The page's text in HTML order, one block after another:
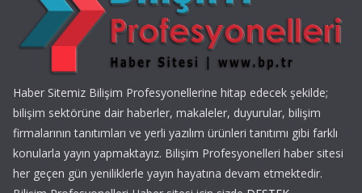
Haber Sitemiz Bilişim Profesyonellerine hitap edecek şekilde;
bilişim sektörüne dair haberler, makaleler, duyurular, bilişim
firmalarının tanıtımları ve yerli yazılım ürünleri tanıtımı gibi farklı
konularla yayın yapmaktayız. Bilişim Profesyonelleri haber sitesi
her geçen gün yeniliklerle yayın hayatına devam etmektedir.